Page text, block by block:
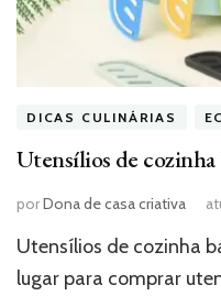
DICAS CULINÁRIAS
Utensílios de cozinha
porDona de casa criativa
Utensílios de cozinha
lugar para comprar